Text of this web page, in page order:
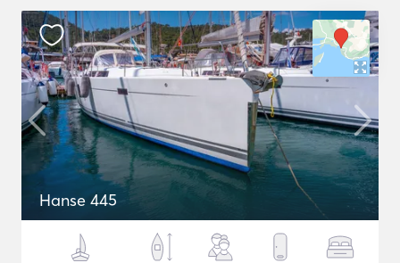
Hanse 445